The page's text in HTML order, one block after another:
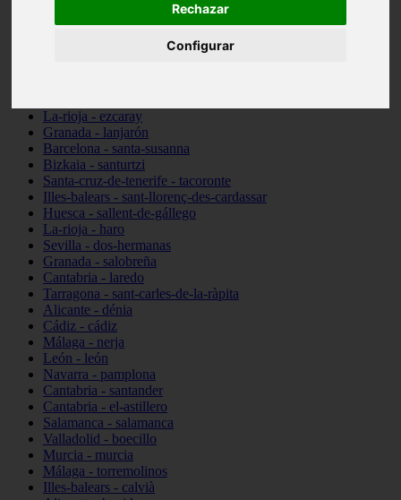
Rechazar
Configurar
Valladolid - fuensaldaña
La-rioja - ezcaray
Granada - lanjarón
Barcelona - santa-susanna
Bizkaia - santurtzi
Santa-cruz-de-tenerife - tacoronte
Illes-balears - sant-llorenç-des-cardassar
Huesca - sallent-de-gállego
La-rioja - haro
Sevilla - dos-hermanas
Granada - salobreña
Cantabria - laredo
Tarragona - sant-carles-de-la-ràpita
Alicante - dénia
Cádiz - cádiz
Málaga - nerja
León - león
Navarra - pamplona
Cantabria - santander
Cantabria - el-astillero
Salamanca - salamanca
Valladolid - boecillo
Murcia - murcia
Málaga - torremolinos
Illes-balears - calvià